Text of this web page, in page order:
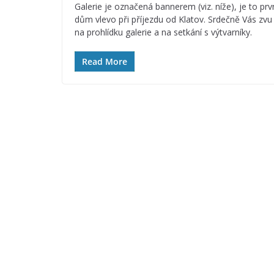
Galerie je označená bannerem (viz. níže), je to
dům vlevo při příjezdu od Klatov. Srdečně Vás zvu
na prohlídku galerie a na setkání s výtvarníky.
Read More